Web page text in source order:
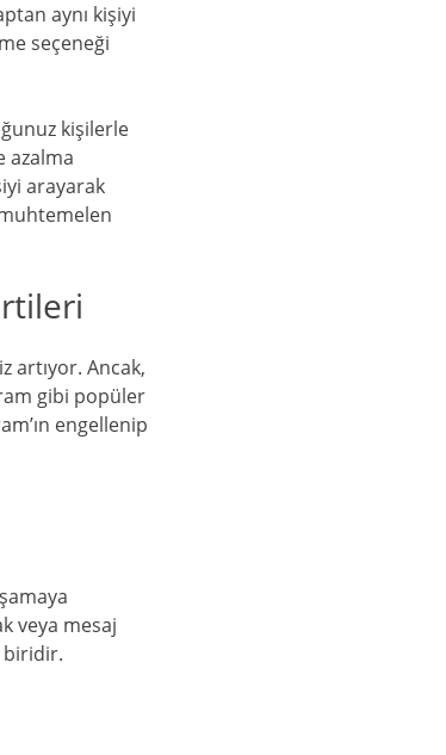
aynı kişiyi
seçeneği
kişilerle
azalma
arayarak
artıyor. Ancak,
gibi popüler
engellenip
veya mesaj
biridir.